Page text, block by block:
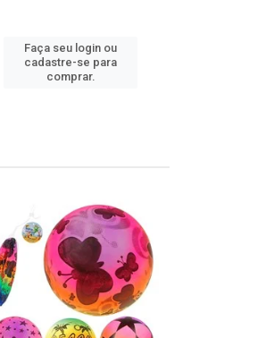
Faça seu login ou
cadastre-se para
comprar.